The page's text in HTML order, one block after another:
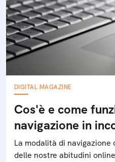
DIGITAL MAGAZINE
Cos'è e come
navigazione in
La modalità di navigazione
delle nostre abitudini online